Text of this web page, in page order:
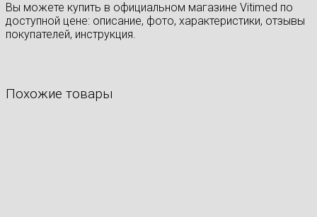
Вы можете купить в официальном магазине Vitimed по
доступной цене: описание, фото, характеристики, отзывы
покупателей, инструкция.
Похожие товары